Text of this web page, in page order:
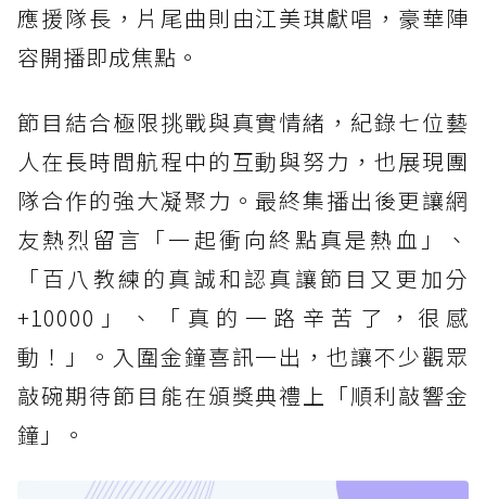
應援隊長，片尾曲則由江美琪獻唱，豪華陣
容開播即成焦點。
節目結合極限挑戰與真實情緒，紀錄七位藝
人在長時間航程中的互動與努力，也展現團
隊合作的強大凝聚力。最終集播出後更讓網
友熱烈留言「一起衝向終點真是熱血」、
「百八教練的真誠和認真讓節目又更加分
+10000」、「真的一路辛苦了，很感
動！」。入圍金鐘喜訊一出，也讓不少觀眾
敲碗期待節目能在頒獎典禮上「順利敲響金
鐘」。